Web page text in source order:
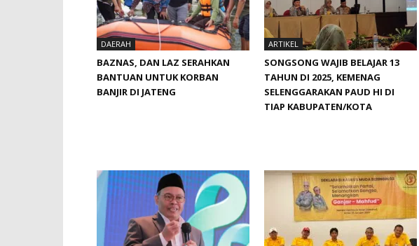
DAERAH
BAZNAS, DAN LAZ SERAHKAN
BANTUAN UNTUK KORBAN
BANJIR DI JATENG
ARTIKEL
SONGSONG WAJIB BELAJAR 13
TAHUN DI 2025, KEMENAG
SELENGGARAKAN PAUD HI DI
TIAP KABUPATEN/KOTA